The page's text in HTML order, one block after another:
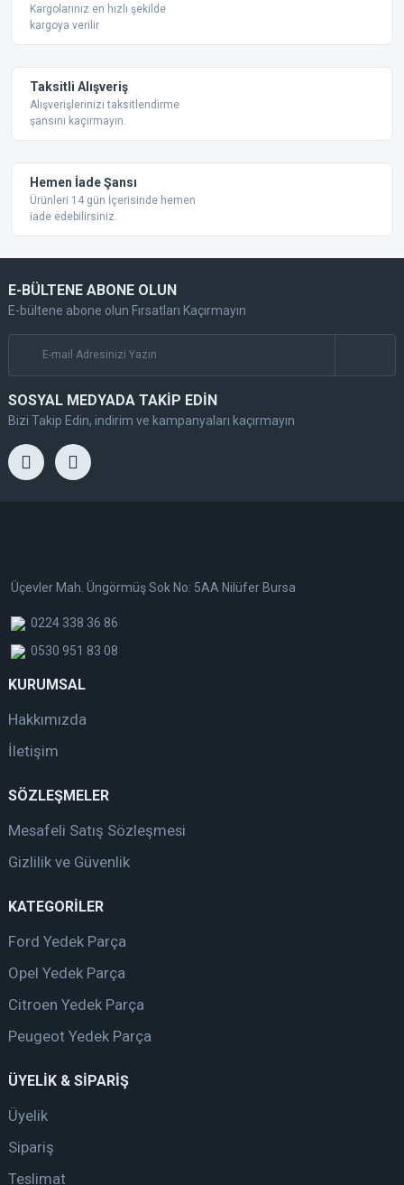
Bu ürüne benzer farklı alternatifler olmalı.
Kargolarınız en hızlı şekilde
kargoya verilir
Taksitli Alışveriş
Alışverişlerinizi taksitlendirme
şansını kaçırmayın.
Hemen İade Şansı
Ürünleri 14 gün İçerisinde hemen
iade edebilirsiniz.
E-BÜLTENE ABONE OLUN
E-bültene abone olun Fırsatları Kaçırmayın
SOSYAL MEDYADA TAKİP EDİN
Bizi Takip Edin, indirim ve kampanyaları kaçırmayın
Üçevler Mah. Üngörmüş Sok No: 5AA Nilüfer Bursa
0224 338 36 86
0530 951 83 08
KURUMSAL
Hakkımızda
İletişim
SÖZLEŞMELER
Mesafeli Satış Sözleşmesi
Gizlilik ve Güvenlik
KATEGORİLER
Ford Yedek Parça
Opel Yedek Parça
Citroen Yedek Parça
Peugeot Yedek Parça
ÜYELİK & SİPARİŞ
Üyelik
Sipariş
Teslimat